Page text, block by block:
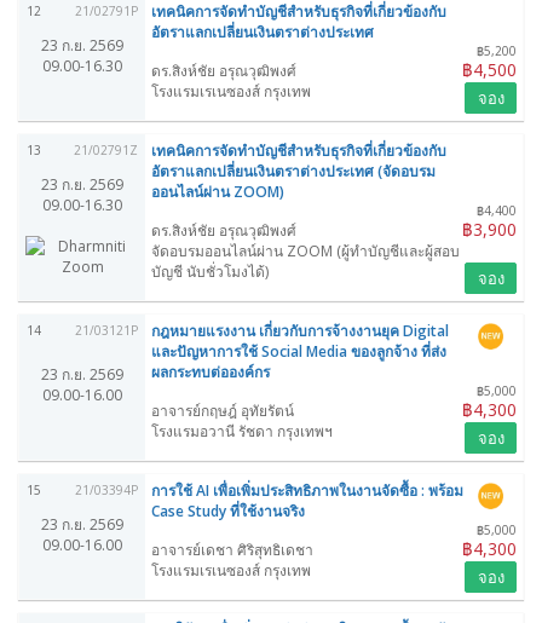
12 21/02791P
23 ก.ย. 2569
09.00-16.30
เทคนิคการจัดทำบัญชีสำหรับธุรกิจที่เกี่ยวข้องกับ
อัตราแลกเปลี่ยนเงินตราต่างประเทศ
฿5,200
฿4,500
ดร.สิงห์ชัย อรุณวุฒิพงศ์
โรงแรมเรเนซองส์ กรุงเทพ
จอง
13 21/02791Z
23 ก.ย. 2569
09.00-16.30
เทคนิคการจัดทำบัญชีสำหรับธุรกิจที่เกี่ยวข้องกับ
อัตราแลกเปลี่ยนเงินตราต่างประเทศ (จัดอบรม
ออนไลน์ผ่าน ZOOM)
฿4,400
฿3,900
ดร.สิงห์ชัย อรุณวุฒิพงศ์
จัดอบรมออนไลน์ผ่าน ZOOM (ผู้ทำบัญชีและผู้สอบ
บัญชี นับชั่วโมงได้)
จอง
14 21/03121P
23 ก.ย. 2569
09.00-16.00
กฎหมายแรงงาน เกี่ยวกับการจ้างงานยุค Digital
และปัญหาการใช้ Social Media ของลูกจ้าง ที่ส่ง
ผลกระทบต่อองค์กร
฿5,000
฿4,300
อาจารย์กฤษฎ์ อุทัยรัตน์
โรงแรมอวานี รัชดา กรุงเทพฯ
จอง
15 21/03394P
23 ก.ย. 2569
09.00-16.00
การใช้ AI เพื่อเพิ่มประสิทธิภาพในงานจัดซื้อ : พร้อม
Case Study ที่ใช้งานจริง
฿5,000
฿4,300
อาจารย์เดชา ศิริสุทธิเดชา
โรงแรมเรเนซองส์ กรุงเทพ
จอง